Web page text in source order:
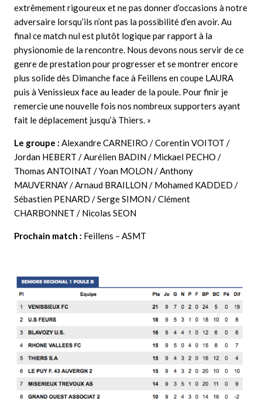
extrêmement rigoureux et ne pas donner d’occasions à notre
adversaire lorsqu’ils n’ont pas la possibilité d’en avoir. Au
final ce match nul est plutôt logique par rapport à la
physionomie de la rencontre. Nous devons nous servir de ce
genre de prestation pour progresser et se montrer encore
plus solide dès Dimanche face à Feillens en coupe LAURA
puis à Venissieux face au leader de la poule. Pour finir je
remercie une nouvelle fois nos nombreux supporters ayant
fait le déplacement jusqu’à Thiers. »
Le groupe : Alexandre CARNEIRO / Corentin VOITOT /
Jordan HEBERT / Aurélien BADIN / Mickael PECHO /
Thomas ANTOINAT / Yoan MOLON / Anthony
MAUVERNAY / Arnaud BRAILLON / Mohamed KADDED /
Sébastien PENARD / Serge SIMON / Clément
CHARBONNET / Nicolas SEON
Prochain match : Feillens – ASMT